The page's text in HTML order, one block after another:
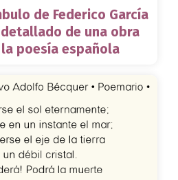
de Federico García
de una obra
poesía española